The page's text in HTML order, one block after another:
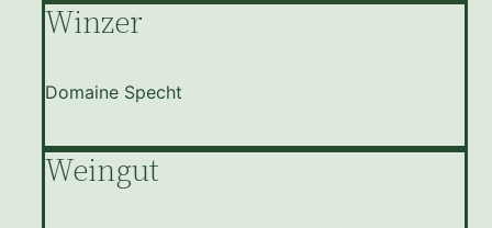
Winzer
Domaine Specht
Weingut